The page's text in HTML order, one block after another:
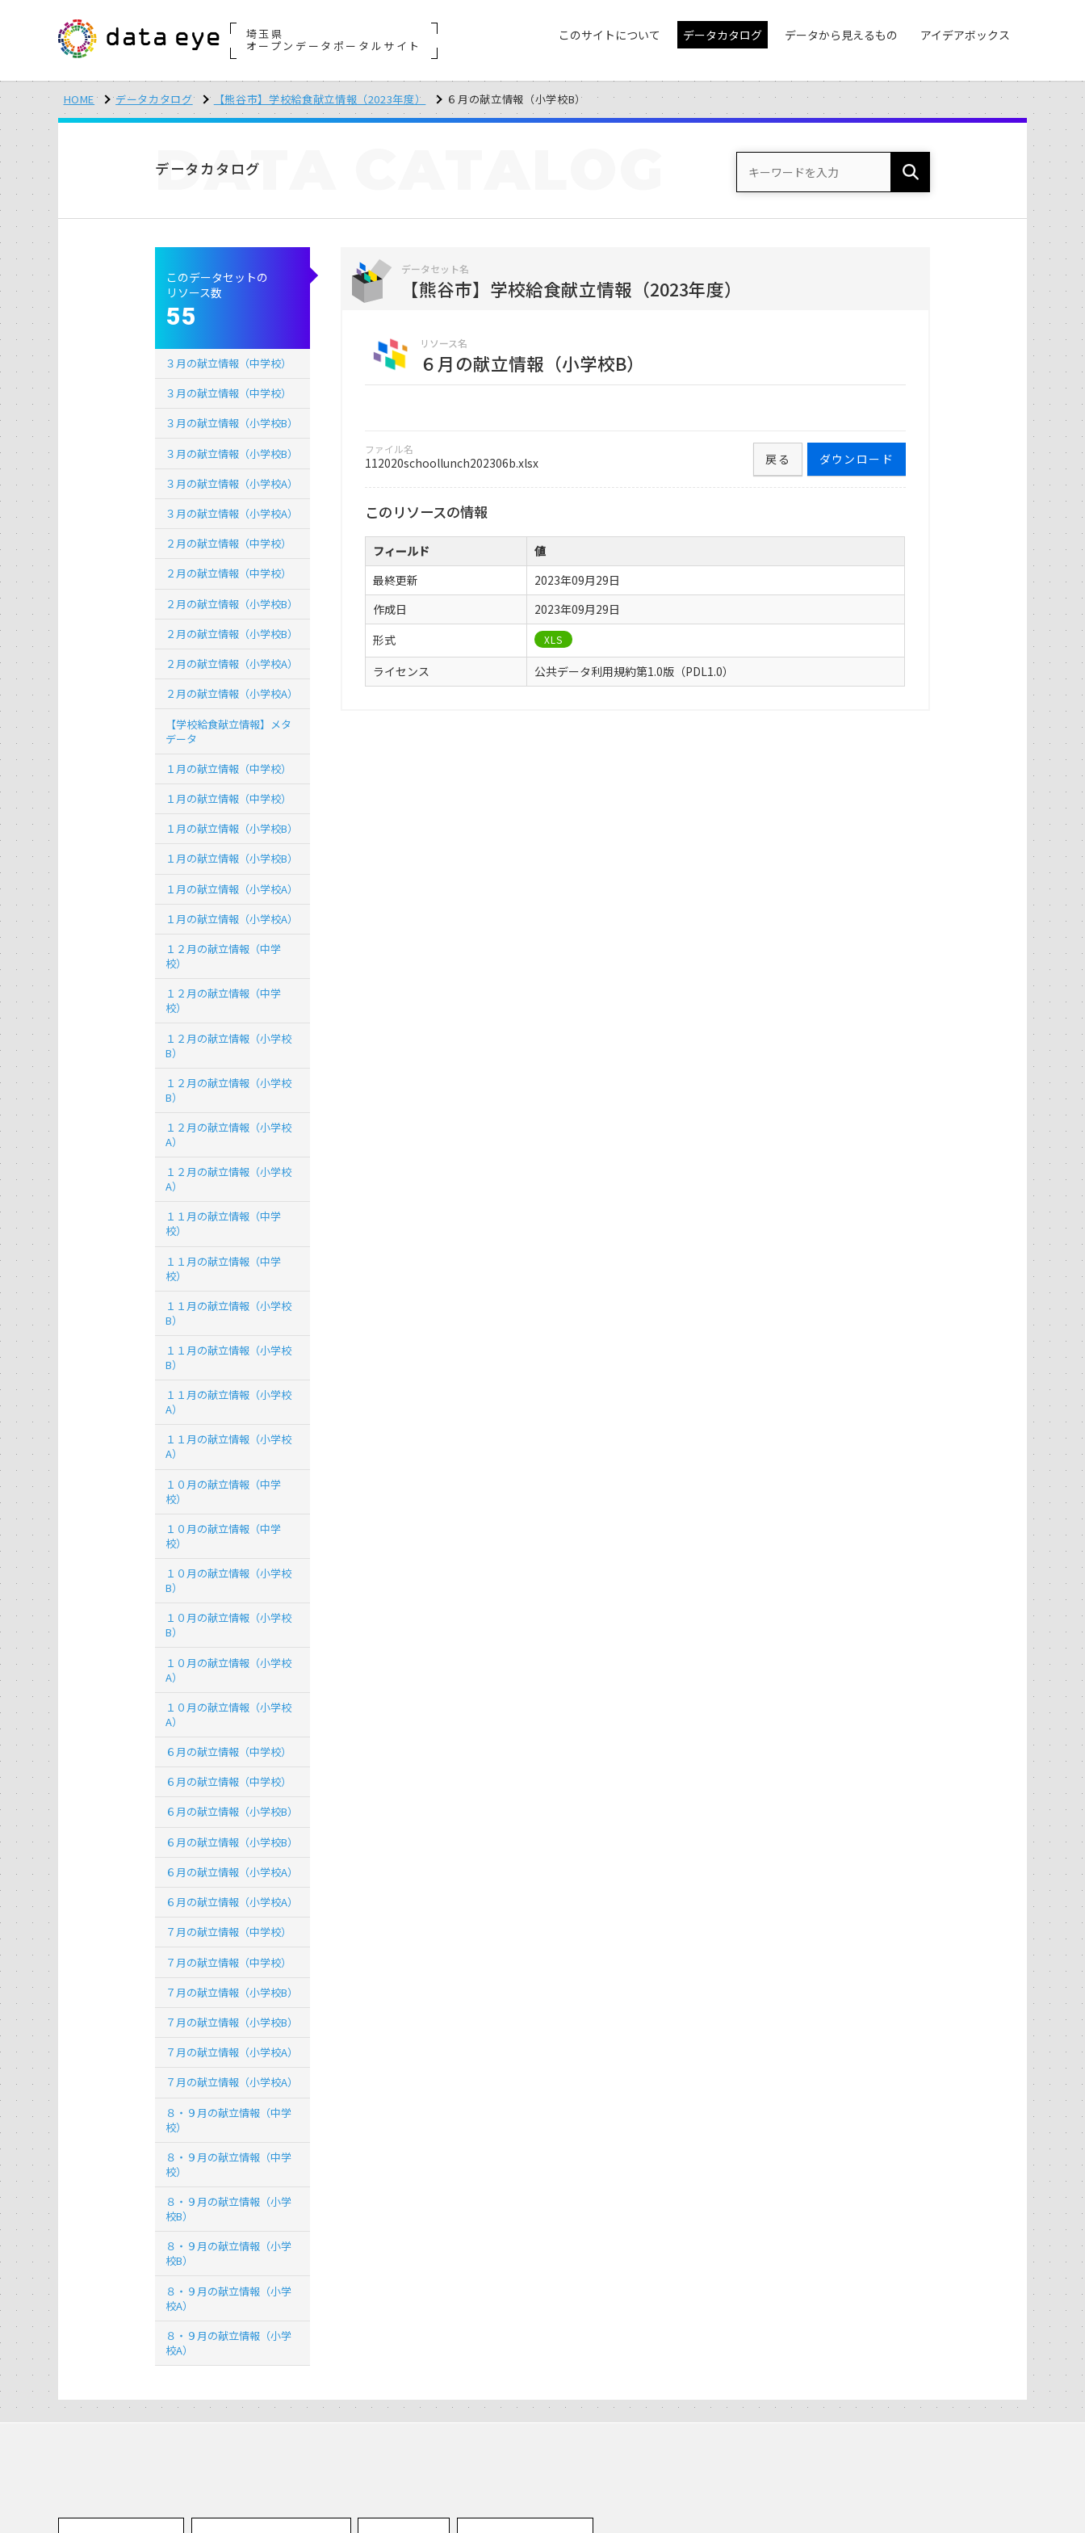
埼玉県
オープンデータポータルサイト
このサイトについて データカタログ データから見えるもの アイデアボックス
HOME データカタログ 【熊谷市】学校給食献立情報（2023年度） ６月の献立情報（小学校B）
データカタログ
DATA
データセット名
【熊谷市】学校給食献立情報（2023年度）
リソース名
６月の献立情報（小学校B）
ファイル名
112020schoollunch202306b.xlsx ダウンロード
戻る
このリソースの情報
フィールド
値
最終更新
2023年09月29日
作成日
2023年09月29日
形式
XLS
ライセンス 公共データ利用規約第1.0版（PDL1.0）
このデータセットの
リソース数
55
３月の献立情報（中学校）
３月の献立情報（中学校）
３月の献立情報（小学校B）
３月の献立情報（小学校B）
３月の献立情報（小学校A）
３月の献立情報（小学校A）
２月の献立情報（中学校）
２月の献立情報（中学校）
２月の献立情報（小学校B）
２月の献立情報（小学校B）
２月の献立情報（小学校A）
２月の献立情報（小学校A）
【学校給食献立情報】メタ
データ
１月の献立情報（中学校）
１月の献立情報（中学校）
１月の献立情報（小学校B）
１月の献立情報（小学校B）
１月の献立情報（小学校A）
１月の献立情報（小学校A）
１２月の献立情報（中学
校）
１２月の献立情報（中学
校）
１２月の献立情報（小学校
B）
１２月の献立情報（小学校
B）
１２月の献立情報（小学校
A）
１２月の献立情報（小学校
A）
１１月の献立情報（中学
校）
１１月の献立情報（中学
校）
１１月の献立情報（小学校
B）
１１月の献立情報（小学校
B）
１１月の献立情報（小学校
A）
１１月の献立情報（小学校
A）
１０月の献立情報（中学
校）
１０月の献立情報（中学
校）
１０月の献立情報（小学校
B）
１０月の献立情報（小学校
B）
１０月の献立情報（小学校
A）
１０月の献立情報（小学校
A）
６月の献立情報（中学校）
６月の献立情報（中学校）
６月の献立情報（小学校B）
６月の献立情報（小学校B）
６月の献立情報（小学校A）
６月の献立情報（小学校A）
７月の献立情報（中学校）
７月の献立情報（中学校）
７月の献立情報（小学校B）
７月の献立情報（小学校B）
７月の献立情報（小学校A）
７月の献立情報（小学校A）
８・９月の献立情報（中学
校）
８・９月の献立情報（中学
校）
８・９月の献立情報（小学
校B）
８・９月の献立情報（小学
校B）
８・９月の献立情報（小学
校A）
８・９月の献立情報（小学
校A）